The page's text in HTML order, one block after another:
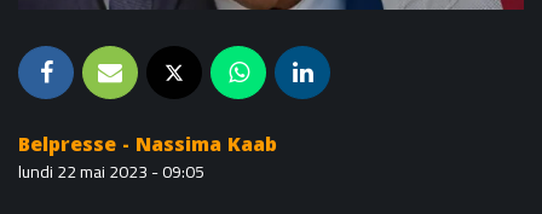
Belpresse - Nassima Kaab
lundi 22 mai 2023 - 09:05